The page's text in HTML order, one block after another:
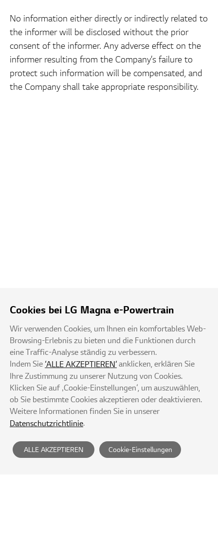
No information either directly or indirectly related to
the informer will be disclosed without the prior
consent of the informer. Any adverse effect on the
informer resulting from the Company’s failure to
protect such information will be compensated, and
the Company shall take appropriate responsibility.
Cookies bei LG Magna e-Powertrain
Wir verwenden Cookies, um Ihnen ein komfortables Web-
Browsing-Erlebnis zu bieten und die Funktionen durch
eine Traffic-Analyse ständig zu verbessern.
Indem Sie ‘ALLE AKZEPTIEREN‘ anklicken, erklären Sie
Ihre Zustimmung zu unserer Nutzung von Cookies.
Klicken Sie auf ‚Cookie-Einstellungen‘, um auszuwählen,
ob Sie bestimmte Cookies akzeptieren oder deaktivieren.
Weitere Informationen finden Sie in unserer
Datenschutzrichtlinie.
ALLE AKZEPTIEREN Cookie-Einstellungen